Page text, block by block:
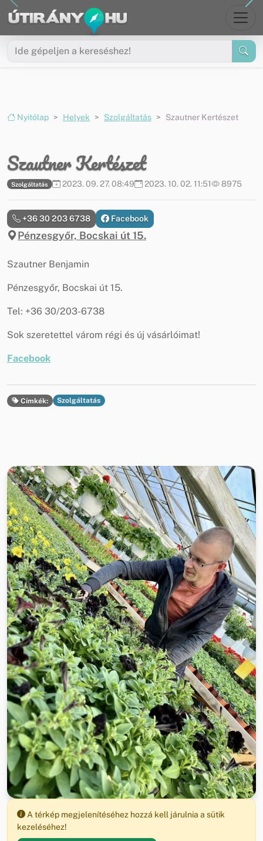
Ugrás a menüre
Ugrás a tartalomra
Nyitólap Helyek Szolgáltatás Szautner Kertészet
Szautner Kertészet
Szolgáltatás 2023. 09. 27. 08:49 2023. 10. 02. 11:51 8975
Pénzesgyőr, Bocskai út 15.
+36 30 203 6738 Facebook
Szautner Benjamin
Pénzesgyőr, Bocskai út 15.
Tel: +36 30/203-6738
Sok szeretettel várom régi és új vásárlóimat!
Facebook
Címkék: Szolgáltatás
A térkép megjelenítéséhez hozzá kell járulnia a sütik
kezeléséhez!